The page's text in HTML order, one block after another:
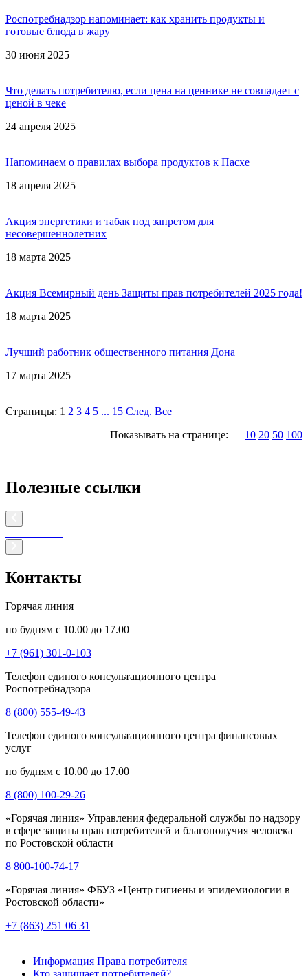
Роспотребнадзор напоминает: как хранить продукты и
готовые блюда в жару
30 июня 2025
Что делать потребителю, если цена на ценнике не совпадает с
ценой в чеке
24 апреля 2025
Напоминаем о правилах выбора продуктов к Пасхе
18 апреля 2025
Акция энергетики и табак под запретом для
несовершеннолетних
18 марта 2025
Акция Всемирный день Защиты прав потребителей 2025 года!
18 марта 2025
Лучший работник общественного питания Дона
17 марта 2025
Страницы: 1 2 3 4 5 ... 15 След. Все
Показывать на странице:
10 20 50 100
Полезные ссылки
Контакты
Горячая линия
по будням с 10.00 до 17.00
+7 (961) 301-0-103
Телефон единого консультационного центра
Роспотребнадзора
8 (800) 555-49-43
Телефон единого консультационного центра финансовых
услуг
по будням с 10.00 до 17.00
8 (800) 100-29-26
«Горячая линия» Управления федеральной службы по надзору
в сфере защиты прав потребителей и благополучия человека
по Ростовской области
8 800-100-74-17
«Горячая линия» ФБУЗ «Центр гигиены и эпидемиологии в
Ростовской области»
+7 (863) 251 06 31
Информация Права потребителя